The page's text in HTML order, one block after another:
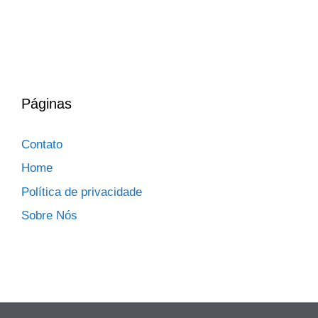
Páginas
Contato
Home
Política de privacidade
Sobre Nós